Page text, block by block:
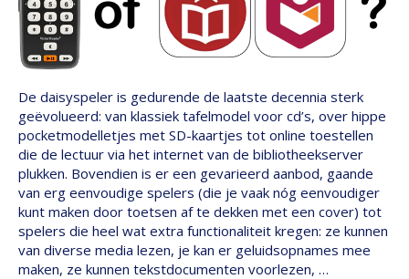
De daisyspeler is gedurende de laatste decennia sterk
geëvolueerd: van klassiek tafelmodel voor cd’s, over hippe
pocketmodelletjes met SD-kaartjes tot online toestellen
die de lectuur via het internet van de bibliotheekserver
plukken. Bovendien is er een gevarieerd aanbod, gaande
van erg eenvoudige spelers (die je vaak nóg eenvoudiger
kunt maken door toetsen af te dekken met een cover) tot
spelers die heel wat extra functionaliteit kregen: ze kunnen
van diverse media lezen, je kan er geluidsopnames mee
maken, ze kunnen tekstdocumenten voorlezen, …